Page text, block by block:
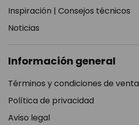
Inspiración | Consejos técnicos
Noticias
Información general
Términos y condiciones de venta
Política de privacidad
Aviso legal